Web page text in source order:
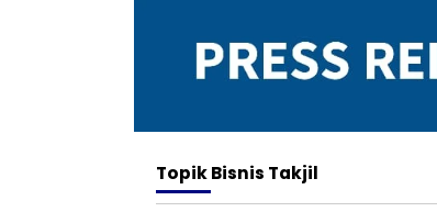
TopikBisnis Takjil